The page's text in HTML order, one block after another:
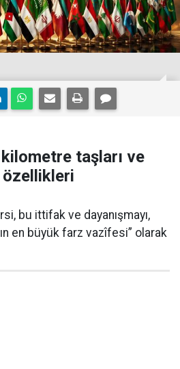
taşları ve
özellikleri
bu ittifak ve dayanışmayı,
en büyük farz vazîfesi” olarak